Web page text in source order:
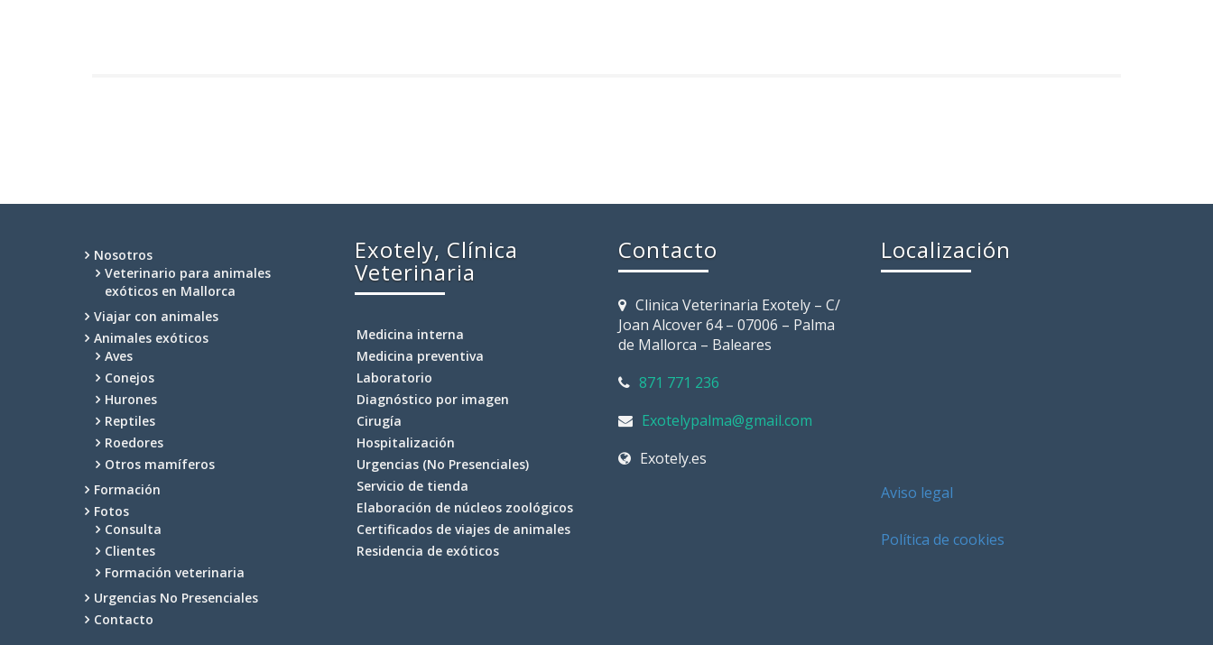
Nosotros
Veterinario para animales
exóticos en Mallorca
Viajar con animales
Animales exóticos
Aves
Conejos
Hurones
Reptiles
Roedores
Otros mamíferos
Formación
Fotos
Consulta
Clientes
Formación veterinaria
Urgencias No Presenciales
Contacto
Exotely, Clínica
Veterinaria
Medicina interna
Medicina preventiva
Laboratorio
Diagnóstico por imagen
Cirugía
Hospitalización
Urgencias (No Presenciales)
Servicio de tienda
Elaboración de núcleos zoológicos
Certificados de viajes de animales
Residencia de exóticos
Contacto
Clinica Veterinaria Exotely – C/
Joan Alcover 64 – 07006 – Palma
de Mallorca – Baleares
871 771 236
Exotelypalma@gmail.com
Exotely.es
Localización
Aviso legal
Política de cookies